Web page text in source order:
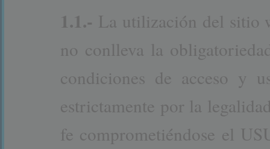
1.1.- La utilización del sitio
no conlleva la
condiciones de acceso y
estrictamente por la
fe comprometiéndose el